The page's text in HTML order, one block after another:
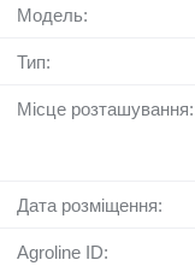
Модель:
Тип:
Місце розташування:
Дата розміщення:
Agroline ID: